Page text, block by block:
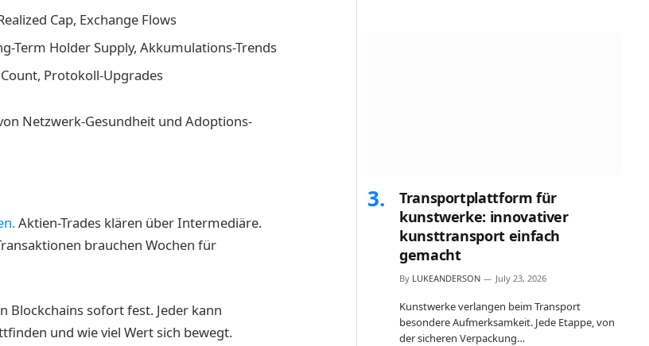
Cap, Exchange Flows
Term Holder Supply, Akkumulations-Trends
Protokoll-Upgrades
Netzwerk-Gesundheit und Adoptions-
Aktien-Trades klären über Intermediäre.
brauchen Wochen für
Blockchains sofort fest. Jeder kann
und wie viel Wert sich bewegt.
Transportplattform für
kunstwerke: innovativer
kunsttransport einfach
gemacht
By LUKEANDERSON July 23, 2026
Kunstwerke verlangen beim Transport
besondere Aufmerksamkeit. Jede Etappe, von
der sicheren Verpackung…